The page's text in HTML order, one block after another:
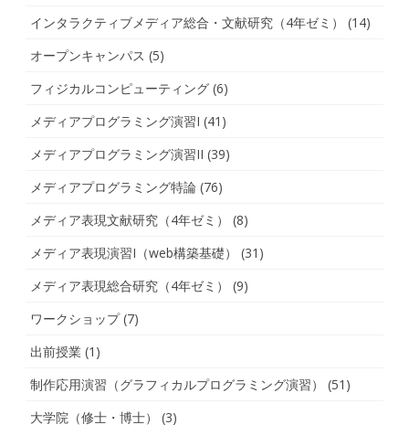
インタラクティブメディア総合・文献研究（4年ゼミ）
(14)
オープンキャンパス (5)
フィジカルコンピューティング (6)
メディアプログラミング演習I (41)
メディアプログラミング演習II (39)
メディアプログラミング特論 (76)
メディア表現文献研究（4年ゼミ）
(8)
メディア表現演習I（web構築基礎）
(31)
メディア表現総合研究（4年ゼミ）
(9)
ワークショップ(7)
出前授業 (1)
制作応用演習（グラフィカルプログラミング演習）
(51)
大学院（修士・博士）
(3)